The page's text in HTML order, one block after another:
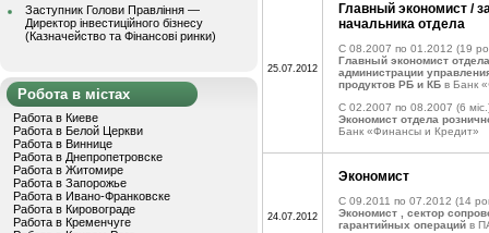
Заступник Голови Правління —
Директор інвестиційного бізнесу
(Казначейство та Фінансові ринки)
Робота в містах
Работа в Киеве
Работа в Белой Церкви
Работа в Виннице
Работа в Днепропетровске
Работа в Житомире
Работа в Запорожье
Работа в Ивано-Франковске
Работа в Кировограде
Работа в Кременчуге
25.07.2012
Главный экономист /
начальника отдела
C 08.2007 по 01.2012 (19
Главный экономист
администрации
продуктов РБ и КБ в Банк
C 02.2007 по 08.2007 (6
Экономист отдела
Банк «Финансы и Кредит»
24.07.2012
Экономист
C 09.2011 по 07.2012 (14
Экономист , сектор
гарантийных операций в